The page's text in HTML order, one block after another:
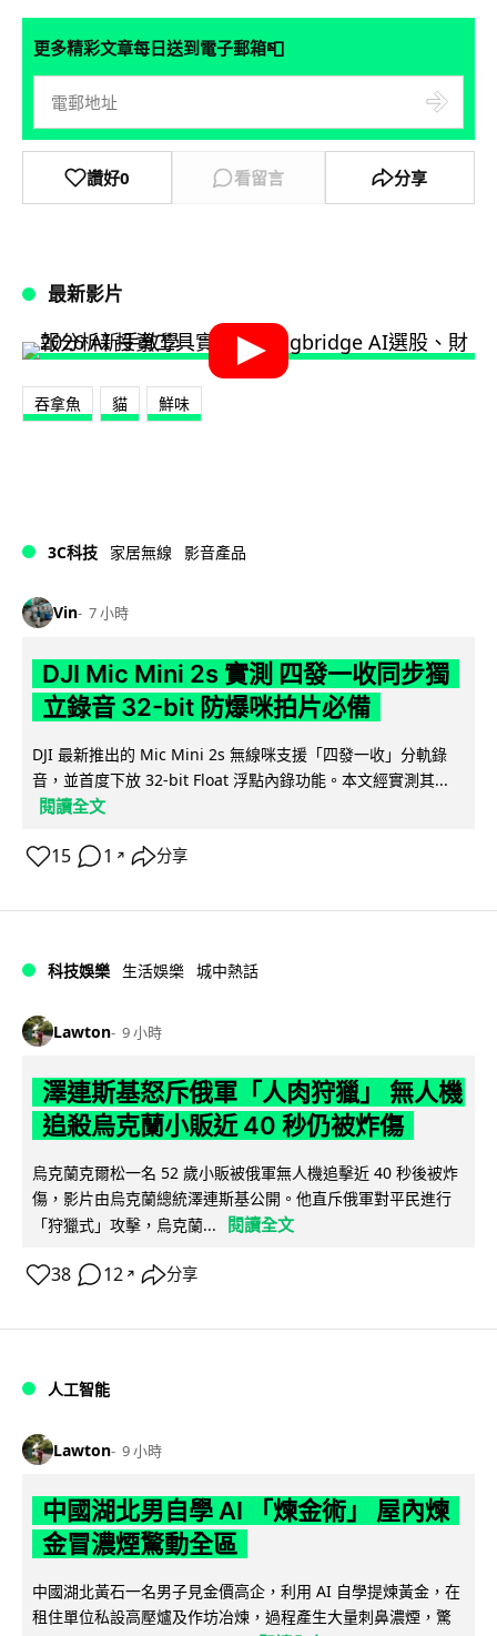
更多精彩文章每日送到電子郵箱📮
讚好0 看留言 分享
最新影片
吞拿魚 貓 鮮味
3C科技 家居無線 影音產品
Vin 7 小時
DJI Mic Mini 2s 實測 四發一收同步獨
立錄音 32-bit 防爆咪拍片必備
DJI 最新推出的 Mic Mini 2s 無線咪支援「四發一收」分軌錄
音，並首度下放 32-bit Float 浮點內錄功能。本文經實測其...
閱讀全文
15 1 ↗ 分享
科技娛樂 生活娛樂 城中熱話
Lawton 9 小時
澤連斯基怒斥俄軍「人肉狩獵」 無人機
追殺烏克蘭小販近 40 秒仍被炸傷
烏克蘭克爾松一名 52 歲小販被俄軍無人機追擊近 40 秒後被炸
傷，影片由烏克蘭總統澤連斯基公開。他直斥俄軍對平民進行
「狩獵式」攻擊，烏克蘭...
閱讀全文
38 12 ↗ 分享
人工智能
Lawton 9 小時
中國湖北男自學 AI 「煉金術」 屋內煉
金冒濃煙驚動全區
中國湖北黃石一名男子見金價高企，利用 AI 自學提煉黃金，在
租住單位私設高壓爐及作坊冶煉，過程產生大量刺鼻濃煙，驚